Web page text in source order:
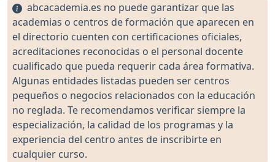
abcacademia.es no puede garantizar que las
academias o centros de formación que aparecen en
el directorio cuenten con certificaciones oficiales,
acreditaciones reconocidas o el personal docente
cualificado que pueda requerir cada área formativa.
Algunas entidades listadas pueden ser centros
pequeños o negocios relacionados con la educación
no reglada. Te recomendamos verificar siempre la
especialización, la calidad de los programas y la
experiencia del centro antes de inscribirte en
cualquier curso.